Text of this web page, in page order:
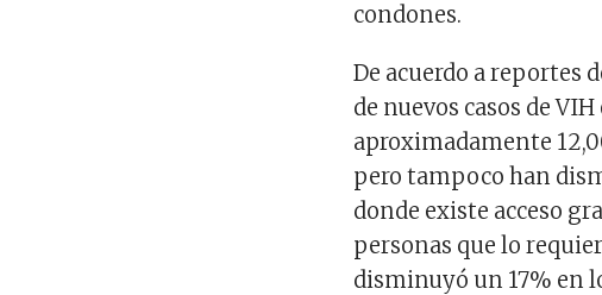
condones.
De acuerdo a reportes
de nuevos casos de
aproximadamente
pero tampoco han
donde existe acceso
personas que lo
disminuyó un 17% en